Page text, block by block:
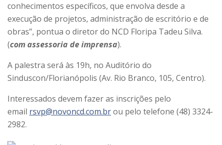
conhecimentos específicos, que envolva desde a
execução de projetos, administração de escritório e de
obras”, pontua o diretor do NCD Floripa Tadeu Silva.
(com assessoria de imprensa).
A palestra será às 19h, no Auditório do
Sinduscon/Florianópolis (Av. Rio Branco, 105, Centro).
Interessados devem fazer as inscrições pelo
email rsvp@novoncd.com.brou pelo telefone (48) 3324-
2982.